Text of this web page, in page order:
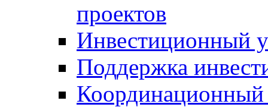
проектов
Инвестиционный
Поддержка
Координационный